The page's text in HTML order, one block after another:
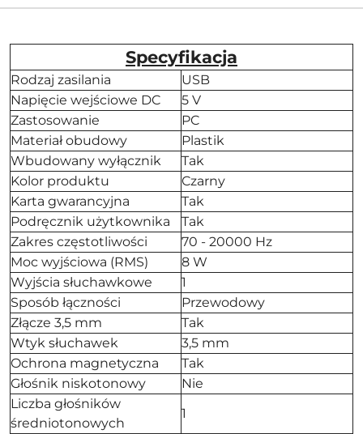
Specyfikacja
Rodzaj zasilania
USB
Napięcie wejściowe DC
5 V
Zastosowanie
PC
Materiał obudowy
Plastik
Wbudowany wyłącznik
Tak
Kolor produktu
Czarny
Karta gwarancyjna
Tak
Podręcznik użytkownika
Tak
Zakres częstotliwości
70 - 20000 Hz
Moc wyjściowa (RMS)
8 W
Wyjścia słuchawkowe
1
Sposób łączności
Przewodowy
Złącze 3,5 mm
Tak
Wtyk słuchawek
3,5 mm
Ochrona magnetyczna
Tak
Głośnik niskotonowy
Nie
Liczba głośników
średniotonowych
1